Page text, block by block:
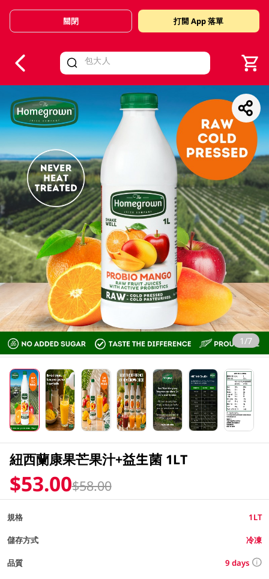
Valid Until 30 June 2026
關閉 打開 App 落單
1/7
紐西蘭康果芒果汁+益生菌 1LT
$53.00$58.00
規格 1LT
儲存方式 冷凍
品質 9 days